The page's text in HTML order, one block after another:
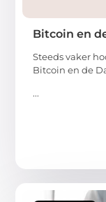
Bitcoin en
Steeds vaker
Bitcoin en de
...